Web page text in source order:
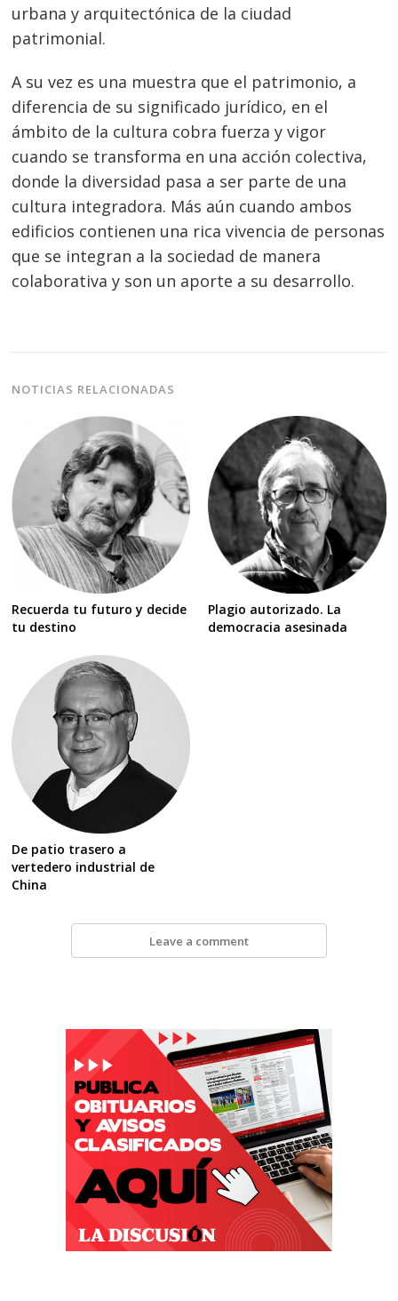
urbana y arquitectónica de la ciudad
patrimonial.
A su vez es una muestra que el patrimonio, a
diferencia de su significado jurídico, en el
ámbito de la cultura cobra fuerza y vigor
cuando se transforma en una acción colectiva,
donde la diversidad pasa a ser parte de una
cultura integradora. Más aún cuando ambos
edificios contienen una rica vivencia de personas
que se integran a la sociedad de manera
colaborativa y son un aporte a su desarrollo.
NOTICIAS RELACIONADAS
Recuerda tu futuro y decide
tu destino
Plagio autorizado. La
democracia asesinada
De patio trasero a
vertedero industrial de
China
Leave a comment